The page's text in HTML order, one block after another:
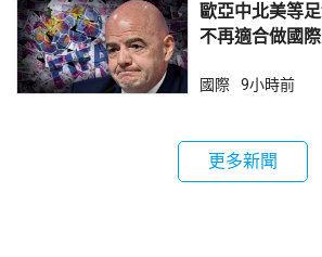
歐亞中北美等
不再適合做國
國際 9小時前
更多新聞